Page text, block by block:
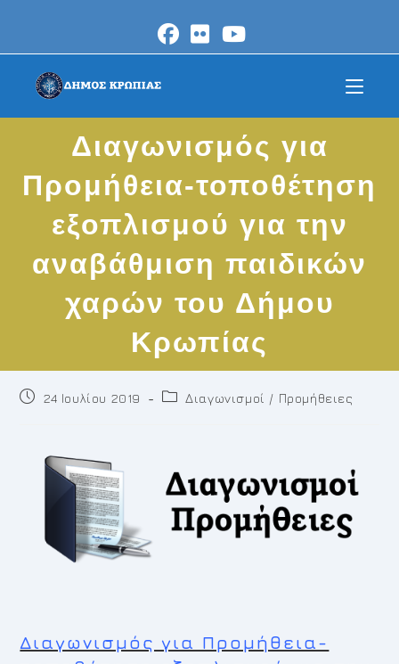
content
Διαγωνισμός για
Προμήθεια-τοποθέτηση
εξοπλισμού για την
αναβάθμιση παιδικών
χαρών του Δήμου
Κρωπίας
Post24 Ιουλίου 2019
PostΔιαγωνισμοί / Προμήθειες
Διαγωνισμός για Προμήθεια-